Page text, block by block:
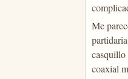
Me
casquillo
coaxial